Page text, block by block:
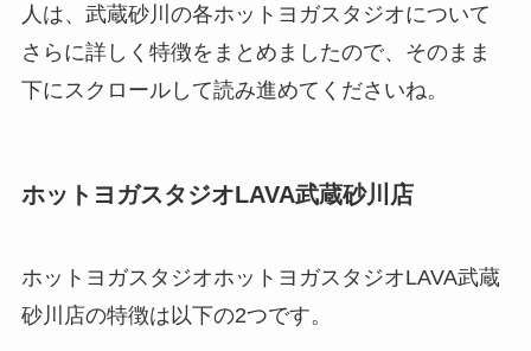
人は、武蔵砂川の各ホットヨガスタジオについて
さらに詳しく特徴をまとめましたので、そのまま
下にスクロールして読み進めてくださいね。
ホットヨガスタジオLAVA武蔵砂川店
ホットヨガスタジオホットヨガスタジオLAVA武蔵
砂川店の特徴は以下の2つです。